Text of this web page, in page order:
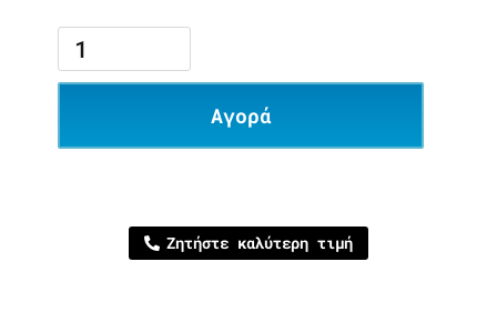
Αγορά
Ζητήστε καλύτερη τιμή